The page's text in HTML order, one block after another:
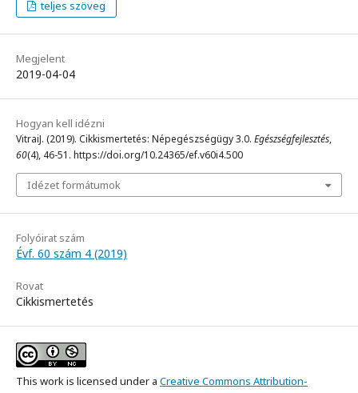
teljes szöveg
Megjelent
2019-04-04
Hogyan kell idézni
VitraiJ. (2019). Cikkismertetés: Népegészségügy 3.0. Egészségfejlesztés,
60(4), 46-51. https://doi.org/10.24365/ef.v60i4.500
Idézet formátumok
Folyóirat szám
Évf. 60 szám 4 (2019)
Rovat
Cikkismertetés
This work is licensed under a Creative Commons Attribution-